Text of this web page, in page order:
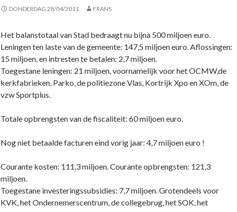
DONDERDAG 28/04/2011 FRANS
Het balanstotaal van Stad bedraagt nu bijna 500 miljoen euro.
Leningen ten laste van de gemeente: 147,5 miljoen euro. Aflossingen:
15 miljoen, en intresten te betalen: 2,7 miljoen.
Toegestane leningen: 21 miljoen, voornamelijk voor het OCMW,de
kerkfabrieken, Parko, de politiezone Vlas, Kortrijk Xpo en XOm, de
vzw Sportplus.
Totale opbrengsten van de fiscaliteit: 60 miljoen euro.
Nog niet betaalde facturen eind vorig jaar: 4,7 miljoen euro !
Courante kosten: 111,3 miljoen. Courante opbrengsten: 121,3
miljoen.
Toegestane investeringssubsidies: 7,7 miljoen. Grotendeels voor
KVK, het Ondernemerscentrum, de collegebrug, het SOK, het